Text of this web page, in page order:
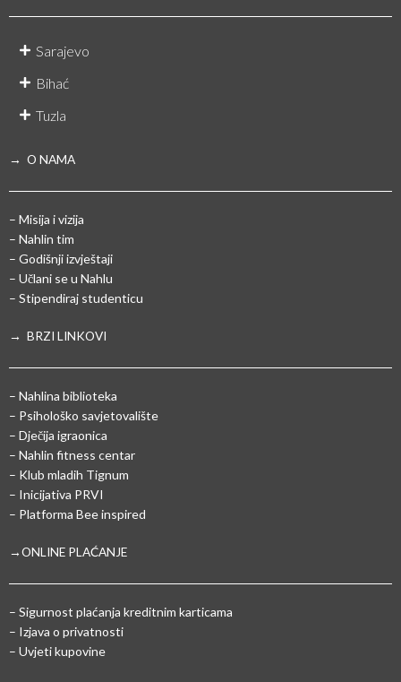
Sarajevo
Bihać
Tuzla
→ O NAMA
– Misija i vizija
– Nahlin tim
– Godišnji izvještaji
– Učlani se u Nahlu
– Stipendiraj studenticu
→ BRZI LINKOVI
– Nahlina biblioteka
– Psihološko savjetovalište
– Dječija igraonica
– Nahlin fitness centar
– Klub mladih Tignum
– Inicijativa PRVI
– Platforma Bee inspired
→ONLINE PLAĆANJE
– Sigurnost plaćanja kreditnim karticama
– Izjava o privatnosti
– Uvjeti kupovine